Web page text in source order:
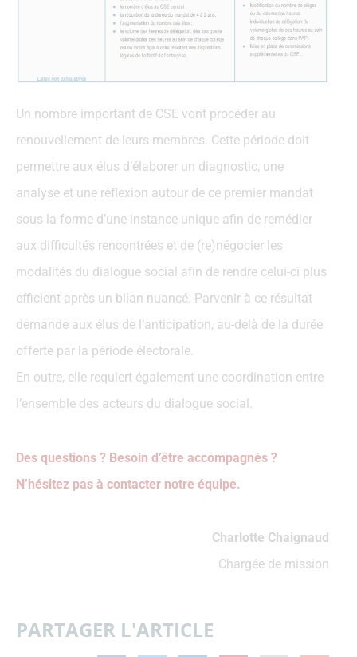
Un nombre important de CSE vont procéder au
renouvellement de leurs membres. Cette période doit
permettre aux élus d’élaborer un diagnostic, une
analyse et une réflexion autour de ce premier mandat
sous la forme d’une instance unique afin de remédier
aux difficultés rencontrées et de (re)négocier les
modalités du dialogue social afin de rendre celui-ci plus
efficient après un bilan nuancé. Parvenir à ce résultat
demande aux élus de l’anticipation, au-delà de la durée
offerte par la période électorale.
En outre, elle requiert également une coordination entre
l’ensemble des acteurs du dialogue social.
Des questions ? Besoin d’être accompagnés ?
N’hésitez pas à contacter notre équipe.
Charlotte Chaignaud
Chargée de mission
PARTAGER L'ARTICLE